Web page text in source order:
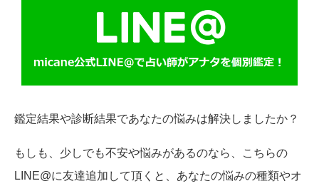
鑑定結果や診断結果であなたの悩みは解決しましたか？
もしも、少しでも不安や悩みがあるのなら、こちらの
LINE@に友達追加して頂くと、あなたの悩みの種類やオ